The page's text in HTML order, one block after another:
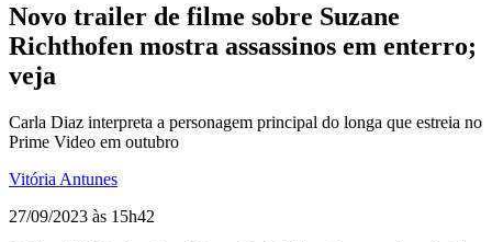
Novo trailer de filme sobre Suzane
Richthofen mostra assassinos em enterro;
veja
Carla Diaz interpreta a personagem principal do longa que estreia no
Prime Video em outubro
Vitória Antunes
27/09/2023 às 15h42